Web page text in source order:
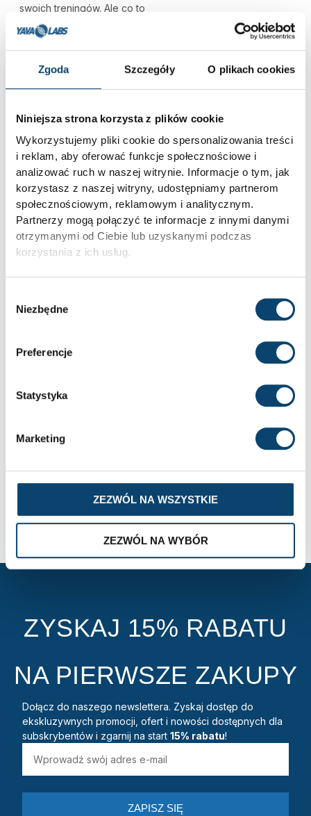
Zgoda Szczegóły O plikach cookies
Niniejsza strona korzysta z plików cookie
Wykorzystujemy pliki cookie do spersonalizowania treści
i reklam, aby oferować funkcje społecznościowe i
analizować ruch w naszej witrynie. Informacje o tym, jak
korzystasz z naszej witryny, udostępniamy partnerom
społecznościowym, reklamowym i analitycznym.
Partnerzy mogą połączyć te informacje z innymi danymi
otrzymanymi od Ciebie lub uzyskanymi podczas
korzystania z ich usług.
zgody
Niezbędne
Preferencje
Statystyka
Marketing
ZEZWÓL NA WSZYSTKIE
ZEZWÓL NA WYBÓR
swoich treningów. Ale co to
2026-01-02
NAJLEPSZE SUPLEMENTY
CO NIE?
Suplementy przedtreningowe – które naprawdę warto
stosować? Każdy sportowiec, niezależnie od poziomu
zaawansowania, poszukuje sposobów na
2025-03-31Brak komentarzy
5.0
Na podstawie
18opinii
zebranych i zweryfikowanych przez
ZYSKAJ 15% RABATU
NA PIERWSZE ZAKUPY
Dołącz do naszego newslettera. Zyskaj dostęp do
ekskluzywnych promocji, ofert i nowości dostępnych dla
subskrybentów i zgarnij na start 15% rabatu!
ZAPISZ SIĘ